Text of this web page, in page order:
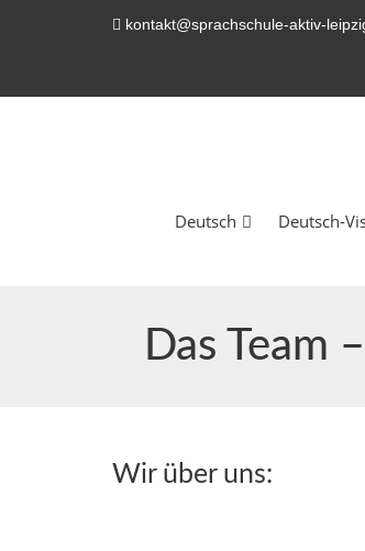
kontakt@sprachschule-aktiv-
Deutsch Deutsch-
Das Team
Wir über uns: